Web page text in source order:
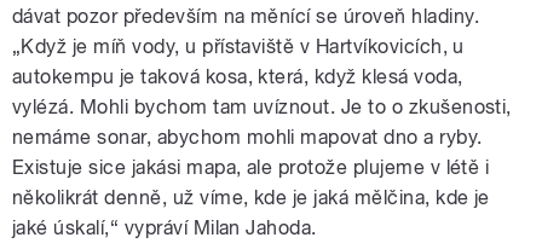
dávat pozor především na měnící se úroveň hladiny.
„Když je míň vody, u přístaviště v Hartvíkovicích, u
autokempu je taková kosa, která, když klesá voda,
vylézá. Mohli bychom tam uvíznout. Je to o zkušenosti,
nemáme sonar, abychom mohli mapovat dno a ryby.
Existuje sice jakási mapa, ale protože plujeme v létě i
několikrát denně, už víme, kde je jaká mělčina, kde je
jaké úskalí,“ vypráví Milan Jahoda.